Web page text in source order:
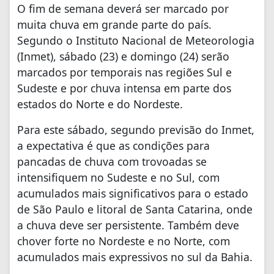
O fim de semana deverá ser marcado por
muita chuva em grande parte do país.
Segundo o Instituto Nacional de Meteorologia
(Inmet), sábado (23) e domingo (24) serão
marcados por temporais nas regiões Sul e
Sudeste e por chuva intensa em parte dos
estados do Norte e do Nordeste.
Para este sábado, segundo previsão do Inmet,
a expectativa é que as condições para
pancadas de chuva com trovoadas se
intensifiquem no Sudeste e no Sul, com
acumulados mais significativos para o estado
de São Paulo e litoral de Santa Catarina, onde
a chuva deve ser persistente. Também deve
chover forte no Nordeste e no Norte, com
acumulados mais expressivos no sul da Bahia.